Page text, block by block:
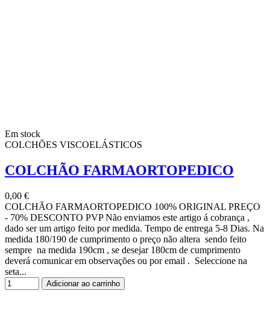
Em stock
COLCHÕES VISCOELÁSTICOS
COLCHÃO FARMAORTOPEDICO
0,00 €
COLCHÃO FARMAORTOPEDICO 100% ORIGINAL PREÇO
- 70% DESCONTO PVP Não enviamos este artigo á cobrança ,
dado ser um artigo feito por medida. Tempo de entrega 5-8 Dias. Na
medida 180/190 de cumprimento o preço não altera sendo feito
sempre na medida 190cm , se desejar 180cm de cumprimento
deverá comunicar em observações ou por email . Seleccione na
seta...
Adicionar ao carrinho